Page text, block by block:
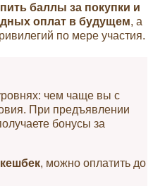
баллы за покупки и
оплат в будущем, а
по мере участия.
чем чаще вы с
При предъявлении
бонусы за
, можно оплатить до